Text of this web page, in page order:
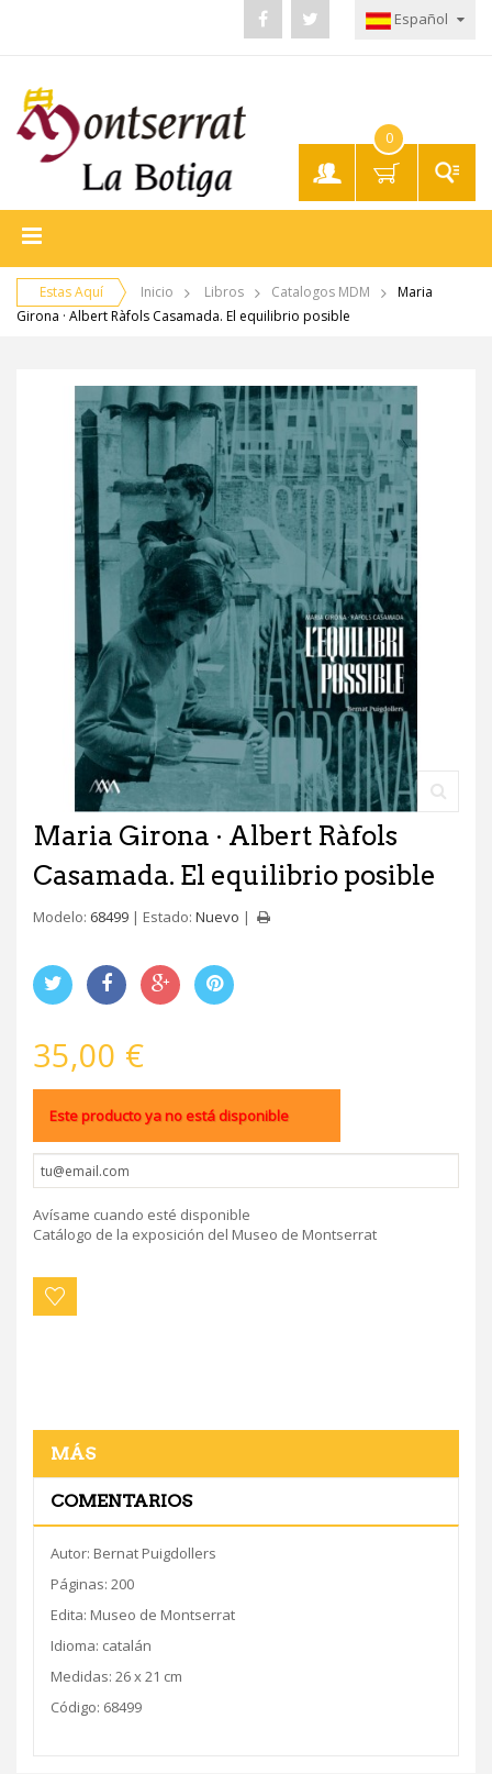
Cuenta
Español
0
Estas Aquí Inicio Libros Catalogos MDM
Maria
Girona · Albert Ràfols Casamada. El equilibrio posible
Maria Girona · Albert Ràfols
Casamada. El equilibrio posible
Modelo: 68499 Estado: Nuevo
35,00 €
Este producto ya no está disponible
Avísame cuando esté disponible
Catálogo de la exposición del Museo de Montserrat
MÁS
COMENTARIOS
Autor: Bernat Puigdollers
Páginas: 200
Edita: Museo de Montserrat
Idioma: catalán
Medidas: 26 x 21 cm
Código: 68499